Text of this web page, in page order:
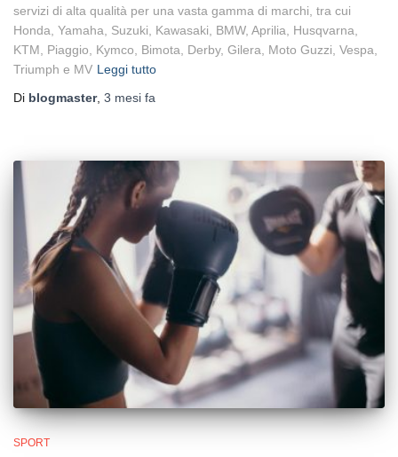
servizi di alta qualità per una vasta gamma di marchi, tra cui
Honda, Yamaha, Suzuki, Kawasaki, BMW, Aprilia, Husqvarna,
KTM, Piaggio, Kymco, Bimota, Derby, Gilera, Moto Guzzi, Vespa,
Triumph e MV Leggi tutto
Di blogmaster, 3 mesi fa
SPORT